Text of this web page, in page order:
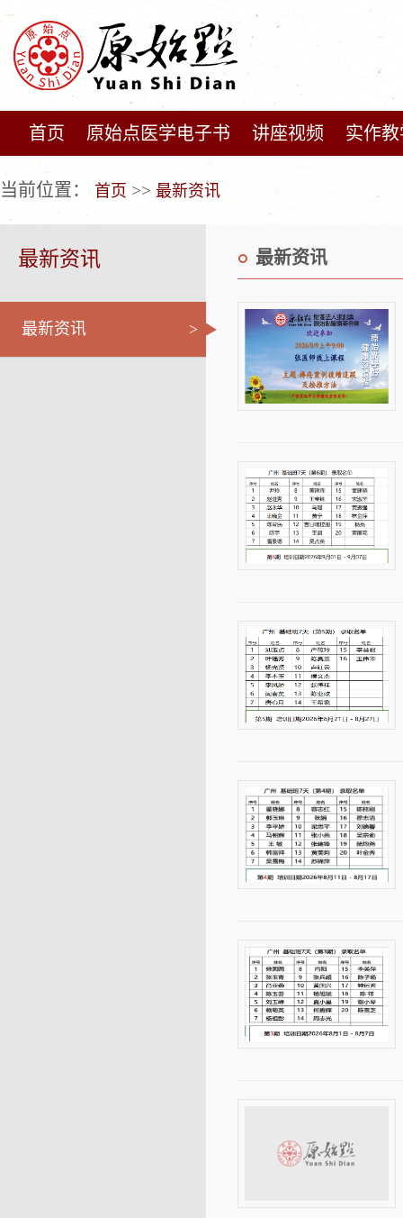
首页 原始点医学电子书 讲座视频 实作
当前位置： 首页 >> 最新资讯
最新资讯
最新资讯 >
最新资讯